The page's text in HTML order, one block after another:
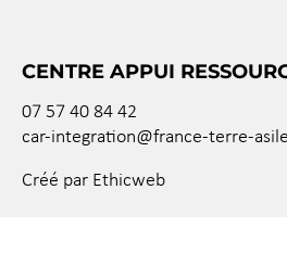
CENTRE APPUI
07 57 40 84 42
car-integration@france-terre-
Créé par Ethicweb